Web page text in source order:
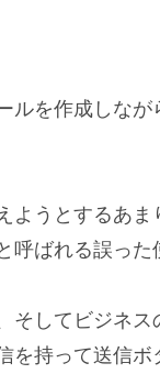
を作成しなが
うとするあま
ばれる誤った
そしてビジネ
を持って送信ボ